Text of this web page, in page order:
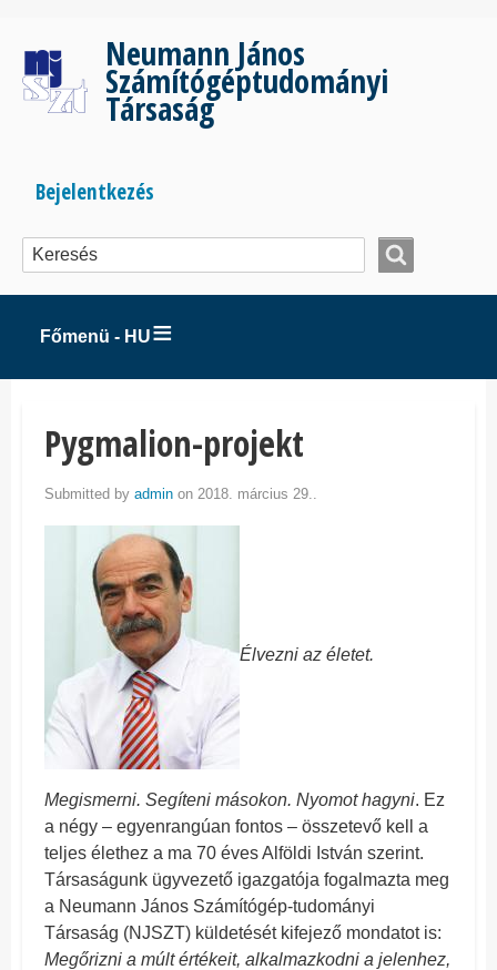
tartalomra
Neumann János
Számítógéptudományi
Társaság
Bejelentkezés
menüje
Bejelentkezés
Főmenü - HU
Pygmalion-projekt
Submitted by admin on 2018. március 29..
Élvezni az életet.
Megismerni. Segíteni másokon. Nyomot hagyni. Ez
a négy – egyenrangúan fontos – összetevő kell a
teljes élethez a ma 70 éves Alföldi István szerint.
Társaságunk ügyvezető igazgatója fogalmazta meg
a Neumann János Számítógép-tudományi
Társaság (NJSZT) küldetését kifejező mondatot is:
Megőrizni a múlt értékeit, alkalmazkodni a jelenhez,